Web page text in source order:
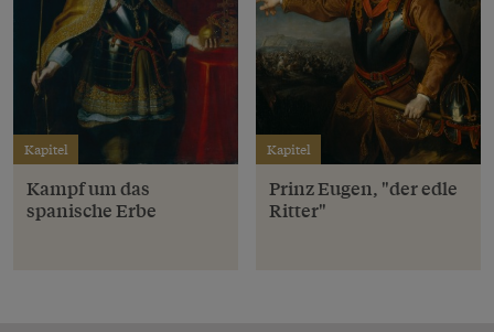
Kapitel
Kampf um das
spanische Erbe
Kapitel
Prinz Eugen, "der edle
Ritter"